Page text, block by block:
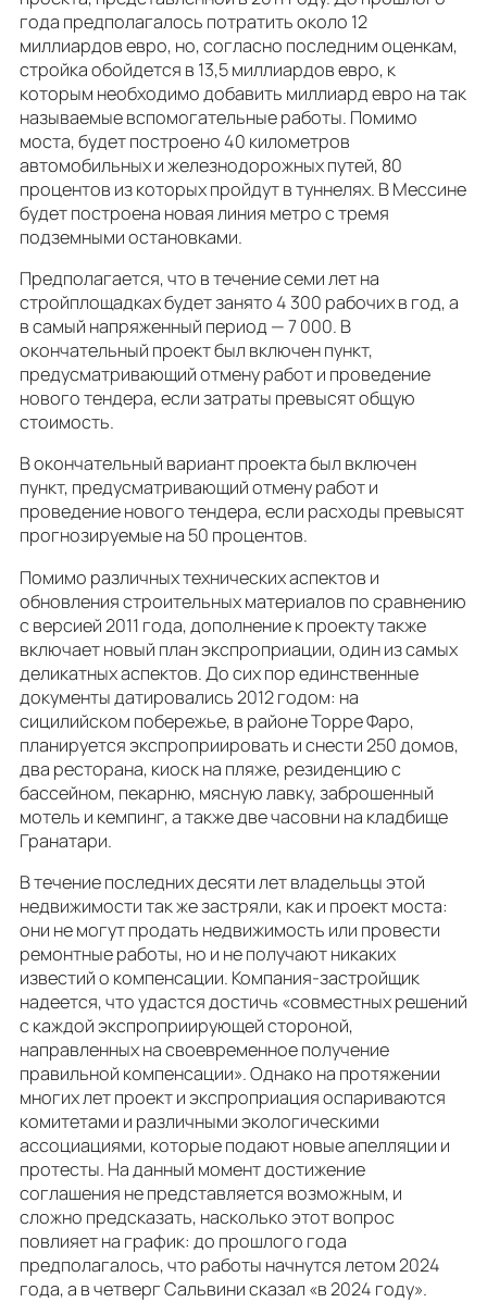
года предполагалось потратить около 12
миллиардов евро, но, согласно последним оценкам,
стройка обойдется в 13,5 миллиардов евро, к
которым необходимо добавить миллиард евро на так
называемые вспомогательные работы. Помимо
моста, будет построено 40 километров
автомобильных и железнодорожных путей, 80
процентов из которых пройдут в туннелях. В Мессине
будет построена новая линия метро с тремя
подземными остановками.
Предполагается, что в течение семи лет на
стройплощадках будет занято 4 300 рабочих в год, а
в самый напряженный период — 7 000. В
окончательный проект был включен пункт,
предусматривающий отмену работ и проведение
нового тендера, если затраты превысят общую
стоимость.
В окончательный вариант проекта был включен
пункт, предусматривающий отмену работ и
проведение нового тендера, если расходы превысят
прогнозируемые на 50 процентов.
Помимо различных технических аспектов и
обновления строительных материалов по сравнению
с версией 2011 года, дополнение к проекту также
включает новый план экспроприации, один из самых
деликатных аспектов. До сих пор единственные
документы датировались 2012 годом: на
сицилийском побережье, в районе Торре Фаро,
планируется экспроприировать и снести 250 домов,
два ресторана, киоск на пляже, резиденцию с
бассейном, пекарню, мясную лавку, заброшенный
мотель и кемпинг, а также две часовни на кладбище
Гранатари.
В течение последних десяти лет владельцы этой
недвижимости так же застряли, как и проект моста:
они не могут продать недвижимость или провести
ремонтные работы, но и не получают никаких
известий о компенсации. Компания-застройщик
надеется, что удастся достичь «совместных решений
с каждой экспроприирующей стороной,
направленных на своевременное получение
правильной компенсации». Однако на протяжении
многих лет проект и экспроприация оспариваются
комитетами и различными экологическими
ассоциациями, которые подают новые апелляции и
протесты. На данный момент достижение
соглашения не представляется возможным, и
сложно предсказать, насколько этот вопрос
повлияет на график: до прошлого года
предполагалось, что работы начнутся летом 2024
года, а в четверг Сальвини сказал «в 2024 году».